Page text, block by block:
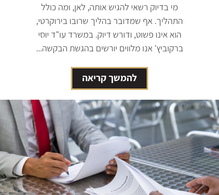
מי בדיוק רשאי להגיש אותה, לאן, ומה כולל
התהליך. אף שמדובר בהליך שרובו בירוקרטי,
הוא אינו פשוט, ודורש דיוק. במשרד עו"ד יוסי
ברקוביץ' אנו מלווים יורשים בהגשת הבקשה...
להמשך קריאה